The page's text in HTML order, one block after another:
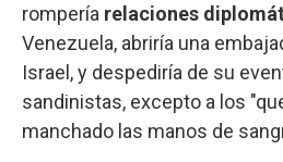
rompería relaciones
Venezuela, abriría una
Israel, y despediría de su
sandinistas, excepto a los
manchado las manos de